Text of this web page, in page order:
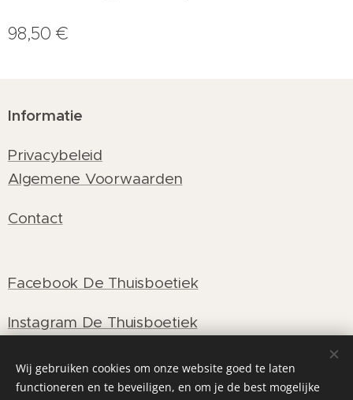
98,50 €
Informatie
Privacybeleid
Algemene Voorwaarden
Contact
Facebook De Thuisboetiek
Instagram De Thuisboetiek
Cookies
Wij gebruiken cookies om onze website goed te laten
functioneren en te beveiligen, en om je de best mogelijke